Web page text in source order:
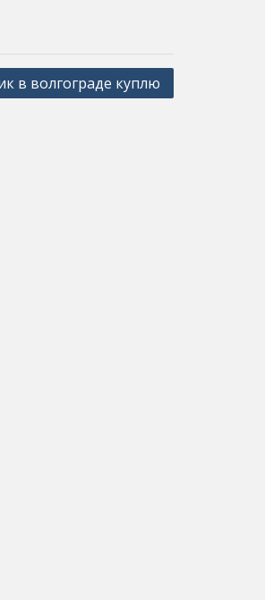
в волгограде куплю